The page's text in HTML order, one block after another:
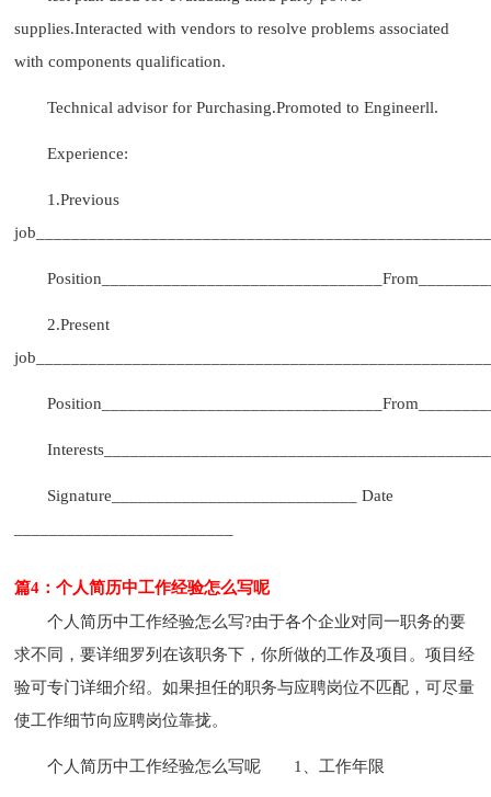
supplies.Interacted with vendors to resolve problems associated
with components qualification.
Technical advisor for Purchasing.Promoted to Engineerll.
Experience:
1.Previous
2.Present
Signature____________________________ Date
篇4：个人简历中工作经验怎么写呢
个人简历中工作经验怎么写?由于各个企业对同一职务的要
求不同，要详细罗列在该职务下，你所做的工作及项目。项目经
验可专门详细介绍。如果担任的职务与应聘岗位不匹配，可尽量
使工作细节向应聘岗位靠拢。
个人简历中工作经验怎么写呢 1、工作年限